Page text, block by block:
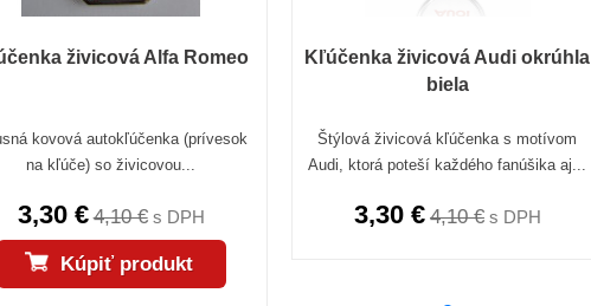
živicová Alfa Romeo
kovová autokľúčenka (prívesok
na kľúče) so živicovou...
3,30 € 4,10 €s DPH
Kúpiť produkt
Kľúčenka živicová Audi okrúhla
biela
Štýlová živicová kľúčenka s motívom
Audi, ktorá poteší každého fanúšika aj...
3,30 € 4,10 €s DPH